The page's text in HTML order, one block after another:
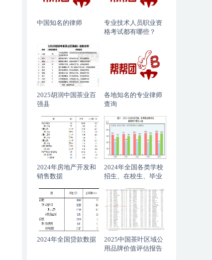
中国知名的律师
专业技术人员职业资
格考试都有哪些？
2025胡润中国茶业百
强县
各地知名的专业律师
查询
2024年房地产开发和
销售数据
2024年全国各类学校
招生、在校生、毕业
2024年全国贷款数据
2025中国茶叶区域公
用品牌价值评估报告